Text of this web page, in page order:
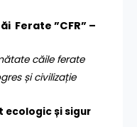
Ferate ”CFR” –
căile ferate
și civilizație
ecologic și sigur